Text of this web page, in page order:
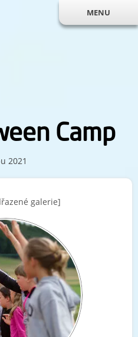
MENU
Camp
2021
galerie]